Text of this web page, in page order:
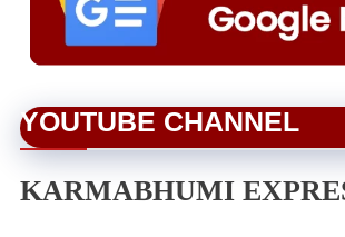
YOUTUBE CHANNEL
KARMABHUMI